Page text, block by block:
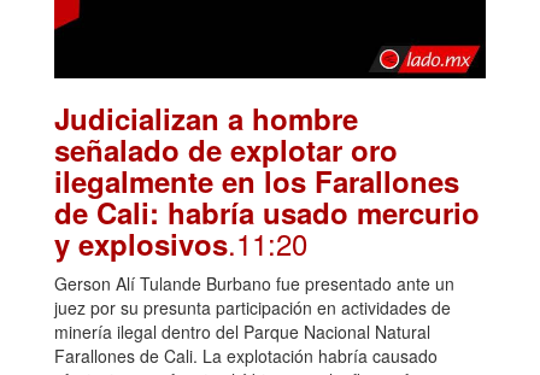
Judicializan a hombre
señalado de explotar oro
ilegalmente en los Farallones
de Cali: habría usado mercurio
y explosivos.11:20
Gerson Alí Tulande Burbano fue presentado ante un
juez por su presunta participación en actividades de
minería ilegal dentro del Parque Nacional Natural
Farallones de Cali. La explotación habría causado